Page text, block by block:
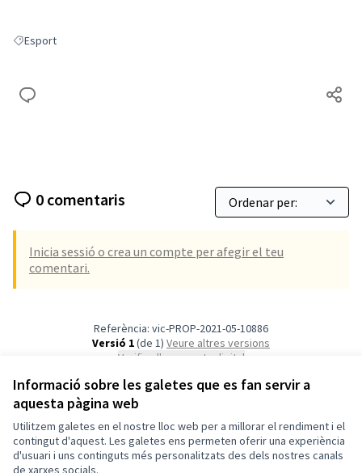
Informació sobre les galetes que es fan servir a
aquesta pàgina web
Utilitzem galetes en el nostre lloc web per a millorar el rendiment i el
contingut d'aquest. Les galetes ens permeten oferir una experiència
d'usuari i uns continguts més personalitzats des dels nostres canals
de xarxes socials.
Resultats en filtrar per: Esport
Esport
0 comentaris
Inicia sessió o crea un compte per afegir el teu
comentari.
Referència: vic-PROP-2021-05-10886
Versió 1(de 1)
veure altres versions
Verifica l'empremta digital
Termes i condicions d'ús
Configuració de les galetes
Vic a X
(Enllaç extern)
Vic a Facebook
(Enllaç extern)
Vic a Instagram
(Enllaç extern)
Vic a YouTube
(Enllaç extern)
Triar la llenguaElegir el idioma